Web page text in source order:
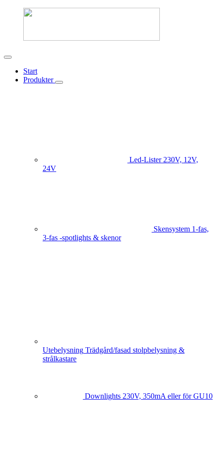
Start
Produkter
Led-Lister 230V, 12V,
24V
Skensystem 1-fas,
3-fas -spotlights & skenor
Utebelysning Trädgård/fasad stolpbelysning &
strålkastare
Downlights 230V, 350mA eller för GU10